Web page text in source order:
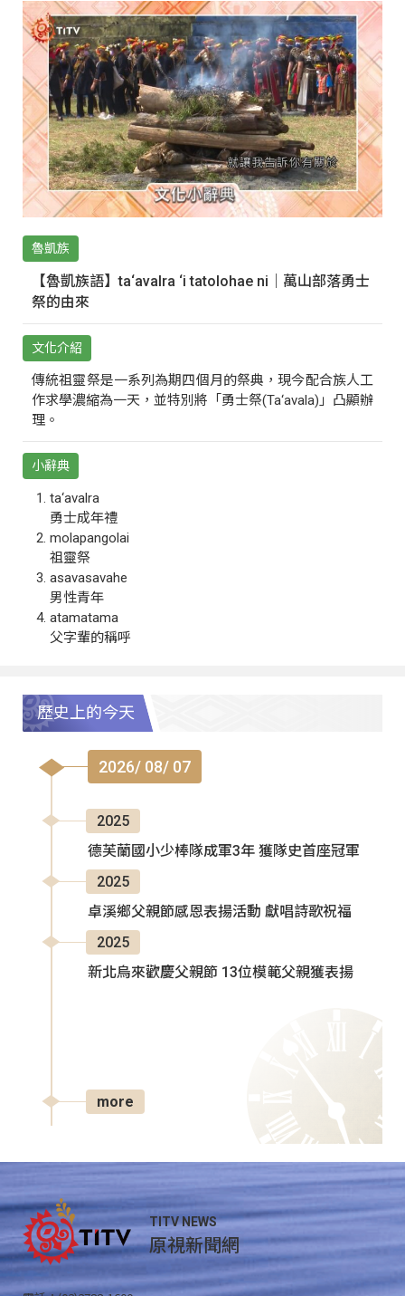
魯凱族
【魯凱族語】ta‘avalra ‘i tatolohae ni｜萬山部落勇士
祭的由來
文化介紹
傳統祖靈祭是一系列為期四個月的祭典，現今配合族人工
作求學濃縮為一天，並特別將「勇士祭(Ta‘avala)」凸顯辦
理。
小辭典
ta‘avalra
勇士成年禮
molapangolai
祖靈祭
asavasavahe
男性青年
atamatama
父字輩的稱呼
歷史上的今天
2026/ 08/ 07
2025
德芙蘭國小少棒隊成軍3年 獲隊史首座冠軍
2025
卓溪鄉父親節感恩表揚活動 獻唱詩歌祝福
2025
新北烏來歡慶父親節 13位模範父親獲表揚
more
TITV NEWS
原視新聞網